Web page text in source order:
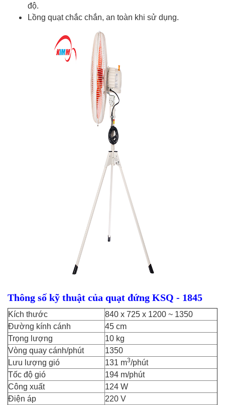
độ.
Lồng quạt chắc chắn, an toàn khi sử dụng.
Thông số kỹ thuật của quạt đứng KSQ - 1845
Kích thước
840 x 725 x 1200 ~ 1350
Đường kính cánh
45 cm
Trọng lượng
10 kg
Vòng quay cánh/phút
1350
Lưu lượng gió
131 m3/phút
Tốc độ gió
194 m/phút
Công xuất
124 W
Điện áp
220 V